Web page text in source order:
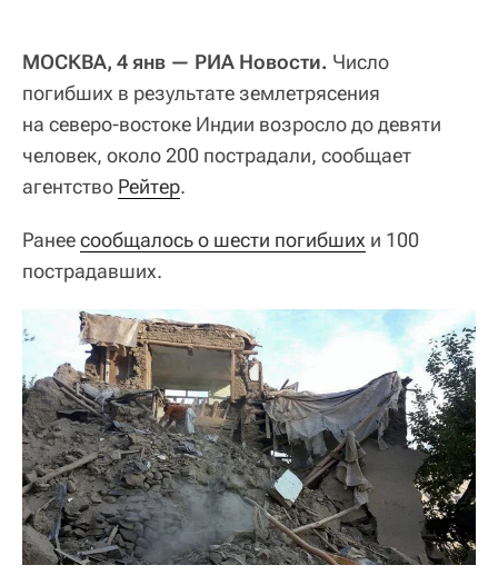
МОСКВА, 4 янв — РИА Новости. Число
погибших в результате землетрясения
на северо-востоке Индии возросло до девяти
человек, около 200 пострадали, сообщает
агентство Рейтер.
Ранеесообщалось о шести погибших и 100
пострадавших.